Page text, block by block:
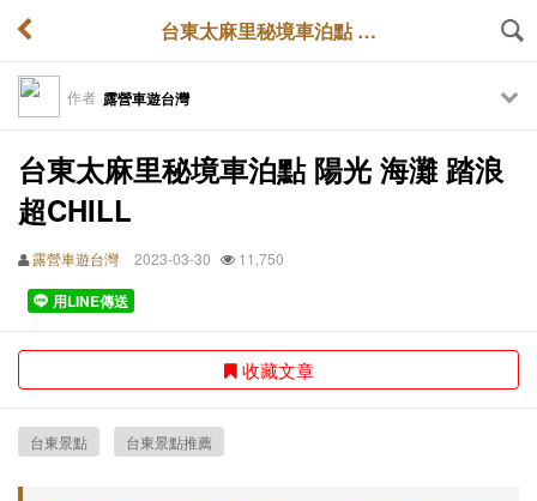
台東太麻里秘境車泊點 陽光 海灘 踏浪 超CHILL
作者 露營車遊台灣
台東太麻里秘境車泊點 陽光 海灘 踏浪
超CHILL
露營車遊台灣 2023-03-30 11,750
用LINE傳送
收藏文章
台東景點 台東景點推薦